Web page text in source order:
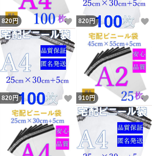
いいね！
820円 いいね！
820円
いいね！
820円 いいね！
910円